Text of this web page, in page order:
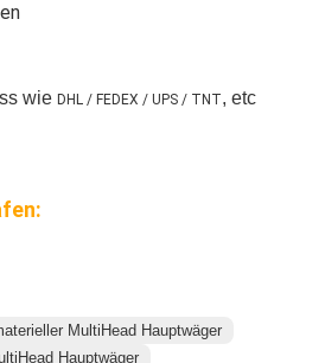
wie DHL / FEDEX / UPS / TNT, etc
MultiHead Hauptwäger
Hauptwäger